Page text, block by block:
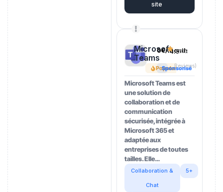
site
Microsoft
Teams
Popular
Sponsorisé
0€/month
4.5(202
Reviews)
Microsoft Teams est
une solution de
collaboration et de
communication
sécurisée, intégrée à
Microsoft 365 et
adaptée aux
entreprises de toutes
tailles. Elle…
Collaboration &
Chat
5+